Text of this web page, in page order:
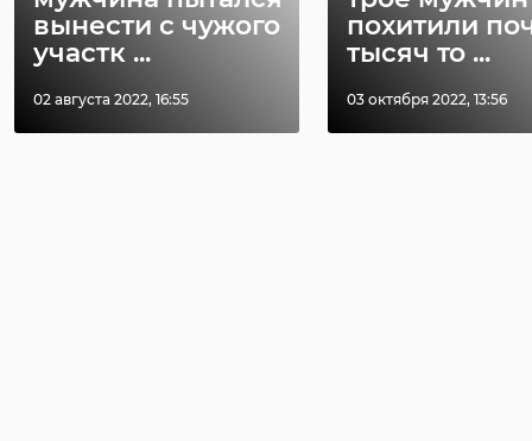
вынести с чужого
участк ...
02 августа 2022, 16:55
похитили
тысяч то ...
03 октября 2022, 13:56
12 декабря 2019, 14:57 08 июля 2020, 22:37